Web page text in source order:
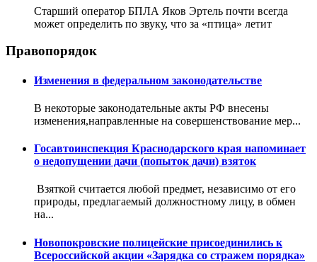
Старший оператор БПЛА Яков Эртель почти всегда
может определить по звуку, что за «птица» летит
Правопорядок
Изменения в федеральном законодательстве
В некоторые законодательные акты РФ внесены
изменения,направленные на совершенствование мер...
Госавтоинспекция Краснодарского края напоминает
о недопущении дачи (попыток дачи) взяток
Взяткой считается любой предмет, независимо от его
природы, предлагаемый должностному лицу, в обмен
на...
Новопокровские полицейские присоединились к
Всероссийской акции «Зарядка со стражем порядка»